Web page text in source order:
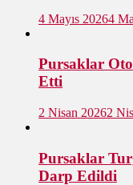
4 Mayıs 20264
Pursaklar
Etti
2 Nisan 20262
Pursaklar
Darp Edildi